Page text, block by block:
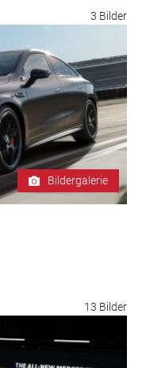
3 Bilder
Bildergalerie
13 Bilder